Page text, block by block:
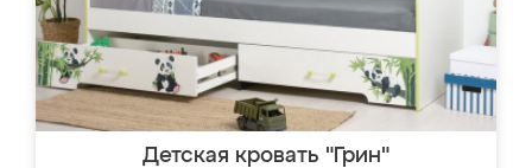
Детская кровать "Грин"